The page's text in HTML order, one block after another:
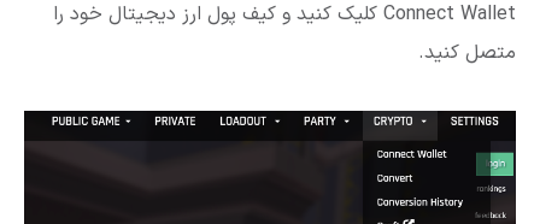
Connect Wallet کلیک کنید و کیف پول ارز دیجیتال خود را
متصل کنید.